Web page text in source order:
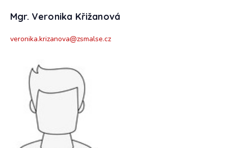
Mgr. Veronika Křižanová
veronika.krizanova@zsmalse.cz